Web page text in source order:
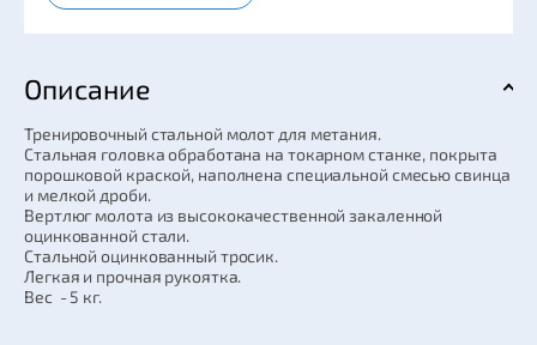
Описание
Тренировочный стальной молот для метания.
Стальная головка обработана на токарном станке, покрыта
порошковой краской, наполнена специальной смесью свинца
и мелкой дроби.
Вертлюг молота из высококачественной закаленной
оцинкованной стали.
Стальной оцинкованный тросик.
Легкая и прочная рукоятка.
Вес - 5 кг.